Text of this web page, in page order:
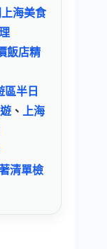
海美食
飯店精
區半日
、
上海
清單檢